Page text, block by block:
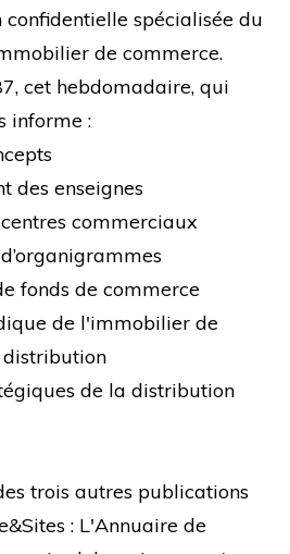
spécialisée du
de commerce.
cet hebdomadaire, qui
informe :
des enseignes
commerciaux
fonds de commerce
de l'immobilier de
de la distribution
trois autres publications
: L'Annuaire de